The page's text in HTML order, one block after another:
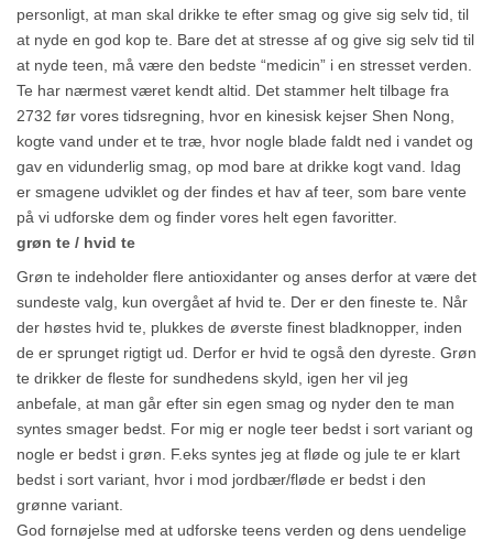
personligt, at man skal drikke te efter smag og give sig selv tid, til
at nyde en god kop te. Bare det at stresse af og give sig selv tid til
at nyde teen, må være den bedste “medicin” i en stresset verden.
Te har nærmest været kendt altid. Det stammer helt tilbage fra
2732 før vores tidsregning, hvor en kinesisk kejser Shen Nong,
kogte vand under et te træ, hvor nogle blade faldt ned i vandet og
gav en vidunderlig smag, op mod bare at drikke kogt vand. Idag
er smagene udviklet og der findes et hav af teer, som bare vente
på vi udforske dem og finder vores helt egen favoritter.
grøn te / hvid te
Grøn te indeholder flere antioxidanter og anses derfor at være det
sundeste valg, kun overgået af hvid te. Der er den fineste te. Når
der høstes hvid te, plukkes de øverste finest bladknopper, inden
de er sprunget rigtigt ud. Derfor er hvid te også den dyreste. Grøn
te drikker de fleste for sundhedens skyld, igen her vil jeg
anbefale, at man går efter sin egen smag og nyder den te man
syntes smager bedst. For mig er nogle teer bedst i sort variant og
nogle er bedst i grøn. F.eks syntes jeg at fløde og jule te er klart
bedst i sort variant, hvor i mod jordbær/fløde er bedst i den
grønne variant.
God fornøjelse med at udforske teens verden og dens uendelige